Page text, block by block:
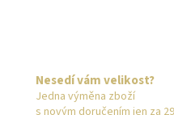
Nesedí vám velikost?
Jedna výměna zboží
s novým doručením jen za